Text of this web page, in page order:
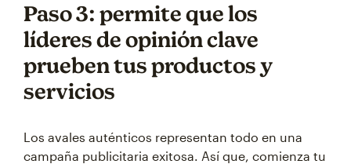
Paso 3: permite que los
líderes de opinión clave
prueben tus productos y
servicios
Los avales auténticos representan todo en una
campaña publicitaria exitosa. Así que, comienza tu